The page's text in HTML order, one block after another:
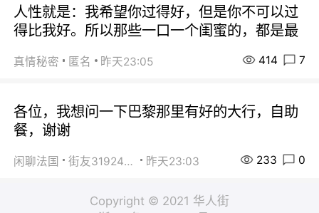
人性就是：我希望你过得好，但是你不可以过
得比我好。所以那些一口一个闺蜜的，都是最
真情秘密 匿名 昨天23:05 414 7
各位，我想问一下巴黎那里有好的大行，自助
餐，谢谢
闲聊法国 街友31924072 昨天23:03 233 0
Copyright © 2021 华人街